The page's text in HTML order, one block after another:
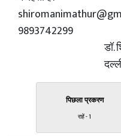
9893742299
डॉ.
दल्ली
पिछला प्रकरण
राहें - 1